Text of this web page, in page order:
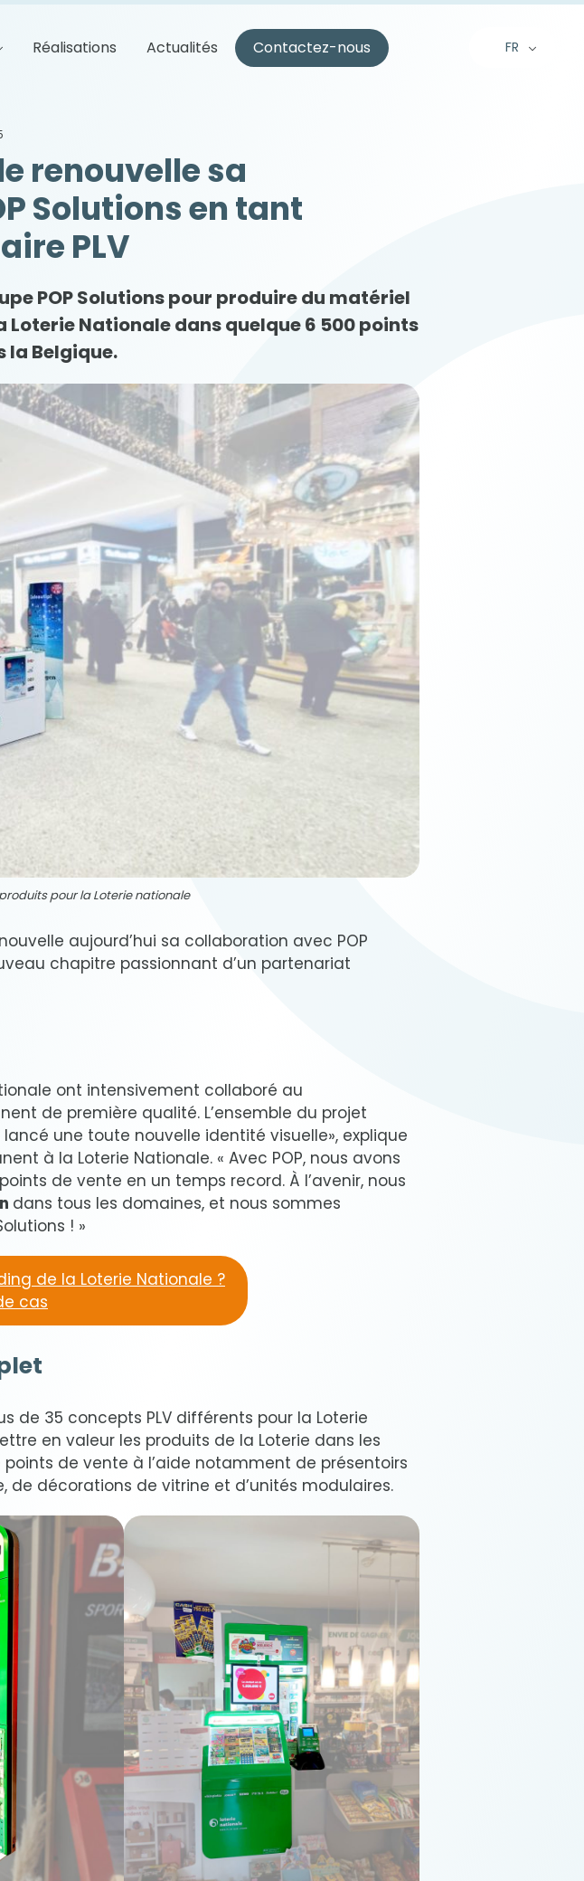
Réalisations Actualités Contactez-nous FR
EN
renouvelle sa
Solutions en tant
PLV
POP Solutions pour produire du matériel
Nationale dans quelque 6 500 points
la Belgique.
pour la Loterie nationale
aujourd’hui sa collaboration avec POP
chapitre passionnant d’un partenariat
ont intensivement collaboré au
de première qualité. L’ensemble du projet
lancé une toute nouvelle identité visuelle», explique
à la Loterie Nationale. « Avec POP, nous avons
de vente en un temps record. À l’avenir, nous
dans tous les domaines, et nous sommes
! »
de la Loterie Nationale ?
cas
de 35 concepts PLV différents pour la Loterie
en valeur les produits de la Loterie dans les
de vente à l’aide notamment de présentoirs
décorations de vitrine et d’unités modulaires.